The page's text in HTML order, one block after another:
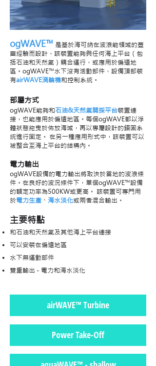
ogWAVE™ 是基於海可納在波浪能領域的豐
富經驗而設計，該裝置能夠與任何海上平台（包
括石油和天然氣）耦合運行，或應用於偏遠地
區。ogWAVE™水下沒有活動部件，設備頂部裝
有airWAVE渦輪機和控制系統。
部屬方式
ogWAVE能夠和石油&天然氣開採平台裝置連
接，也能應用於偏遠地區。每個ogWAVE都以浮
體狀態拖曳於佈放海域，再以專屬設計的錨固系
統進行固定。 在另一種應用形式中，該裝置可以
被整合至海上平台的結構內。
電力輸出
ogWAVE設備的電力輸出將取決於當地的波浪條
件。在良好的波況條件下，單個ogWAVE™設備
的額定功率為500KW或更高。 該裝置可專門用
於電力生產 、 海水淡化或兩者混合輸出。
主要特點
和石油和天然氣及其他海上平台連接
可以安裝在偏遠地區
水下無運動部件
雙重輸出 - 電力和海水淡化
airWAVE™ Turbine
Power Take-Off